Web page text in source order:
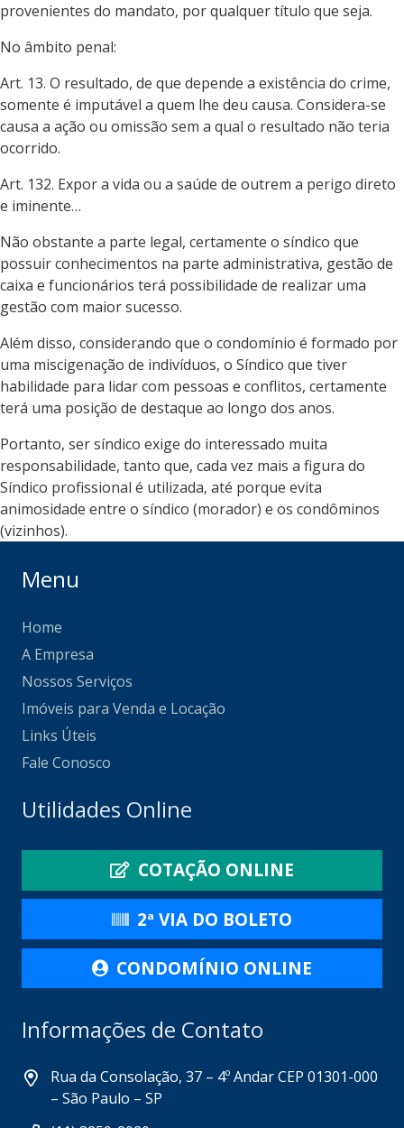
provenientes do mandato, por qualquer título que seja.
No âmbito penal:
Art. 13. O resultado, de que depende a existência do crime,
somente é imputável a quem lhe deu causa. Considera-se
causa a ação ou omissão sem a qual o resultado não teria
ocorrido.
Art. 132. Expor a vida ou a saúde de outrem a perigo direto
e iminente…
Não obstante a parte legal, certamente o síndico que
possuir conhecimentos na parte administrativa, gestão de
caixa e funcionários terá possibilidade de realizar uma
gestão com maior sucesso.
Além disso, considerando que o condomínio é formado por
uma miscigenação de indivíduos, o Síndico que tiver
habilidade para lidar com pessoas e conflitos, certamente
terá uma posição de destaque ao longo dos anos.
Portanto, ser síndico exige do interessado muita
responsabilidade, tanto que, cada vez mais a figura do
Síndico profissional é utilizada, até porque evita
animosidade entre o síndico (morador) e os condôminos
(vizinhos).
Menu
Home
A Empresa
Nossos Serviços
Imóveis para Venda e Locação
Links Úteis
Fale Conosco
Utilidades Online
COTAÇÃO ONLINE
2ª VIA DO BOLETO
CONDOMÍNIO ONLINE
Informações de Contato
Rua da Consolação, 37 – 4º Andar CEP 01301-000
– São Paulo – SP